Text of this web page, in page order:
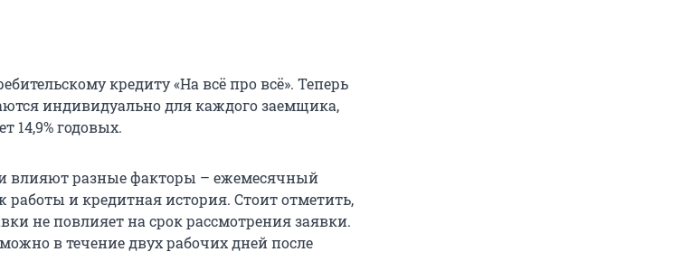
кредиту «На всё про всё». Теперь
индивидуально для каждого заемщика,
14,9% годовых.
влияют разные факторы – ежемесячный
работы и кредитная история. Стоит отметить,
не повлияет на срок рассмотрения заявки.
в течение двух рабочих дней после